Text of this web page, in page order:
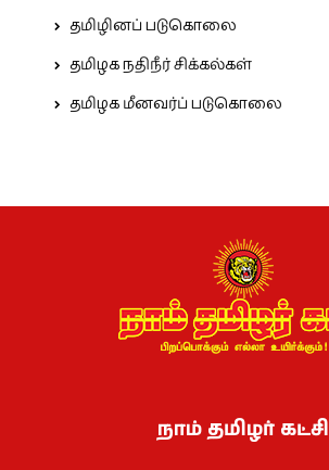
தமிழினப் படுகொலை
தமிழக நதிநீர் சிக்கல்கள்
தமிழக மீனவர்ப் படுகொலை
நாம் தமிழர் கட்சி